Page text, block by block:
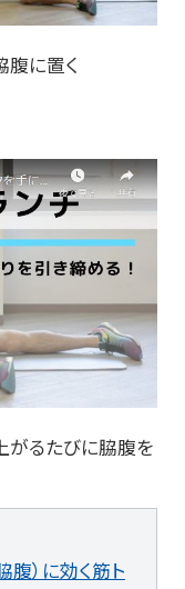
腹に置く
がるたびに脇腹を
腹）に効く筋ト